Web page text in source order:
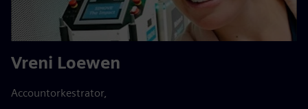
Vreni Loewen
Accountorkestrator,